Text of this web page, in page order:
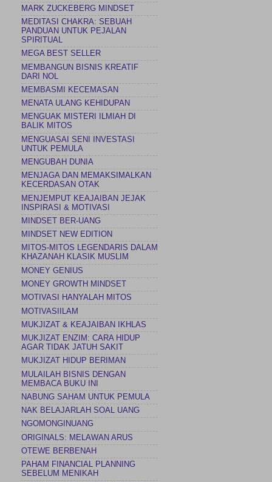
MARK ZUCKEBERG MINDSET
MEDITASI CHAKRA: SEBUAH
PANDUAN UNTUK PEJALAN
SPIRITUAL
MEGA BEST SELLER
MEMBANGUN BISNIS KREATIF
DARI NOL
MEMBASMI KECEMASAN
MENATA ULANG KEHIDUPAN
MENGUAK MISTERI ILMIAH DI
BALIK MITOS
MENGUASAI SENI INVESTASI
UNTUK PEMULA
MENGUBAH DUNIA
MENJAGA DAN MEMAKSIMALKAN
KECERDASAN OTAK
MENJEMPUT KEAJAIBAN JEJAK
INSPIRASI & MOTIVASI
MINDSET BER-UANG
MINDSET NEW EDITION
MITOS-MITOS LEGENDARIS DALAM
KHAZANAH KLASIK MUSLIM
MONEY GENIUS
MONEY GROWTH MINDSET
MOTIVASI HANYALAH MITOS
MOTIVASIILAM
MUKJIZAT & KEAJAIBAN IKHLAS
MUKJIZAT ENZIM: CARA HIDUP
AGAR TIDAK JATUH SAKIT
MUKJIZAT HIDUP BERIMAN
MULAILAH BISNIS DENGAN
MEMBACA BUKU INI
NABUNG SAHAM UNTUK PEMULA
NAK BELAJARLAH SOAL UANG
NGOMONGINUANG
ORIGINALS: MELAWAN ARUS
OTEWE BERBENAH
PAHAM FINANCIAL PLANNING
SEBELUM MENIKAH